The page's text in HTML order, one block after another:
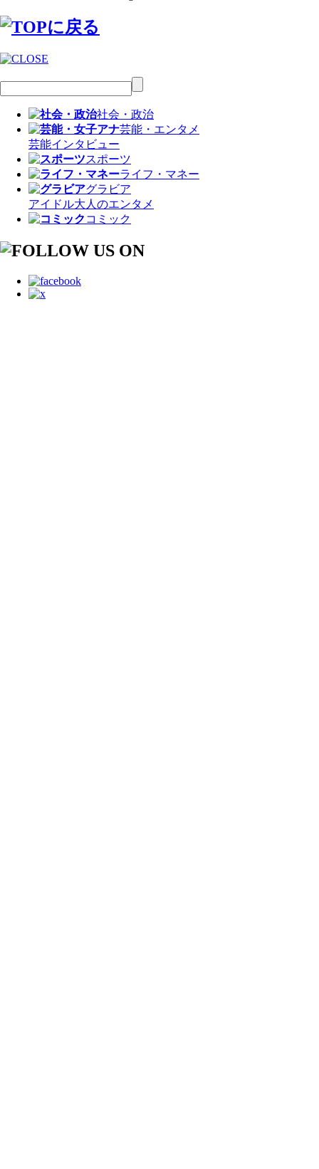
社会・政治
芸能・エンタメ
芸能インタビュー
スポーツ
ライフ・マネー
グラビア
アイドル大人のエンタメ
コミック